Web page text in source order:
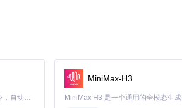
设计遵循"开箱即用"原则，无需复杂配置即可
Claude Code 的开源替代方案。连接任意大模型，编辑代码，运行命令，自动验证 — 全自动执行。用 Rust 构建，极致性能。 ｜ An open-source alternative to Claude Code. Connect any LLM, edit code, run commands, and verify changes — autonomously. Built in Rust for speed. Get Started
MiniMax-H3